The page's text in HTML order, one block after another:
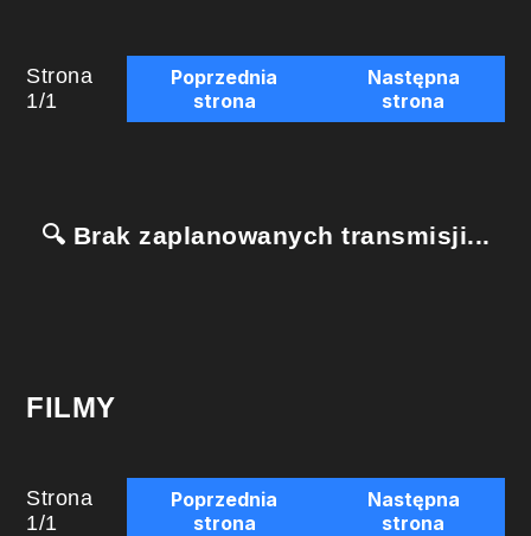
Strona
1/1
Poprzednia
strona
Następna
strona
🔍 Brak zaplanowanych transmisji...
FILMY
Strona
1/1
Poprzednia
strona
Następna
strona